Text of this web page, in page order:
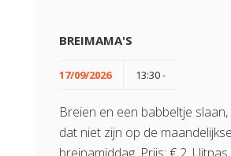
BREIMAMA'S
17/09/2026 13:30 -
Breien en een babbeltje
dat niet zijn op de maandelijkse